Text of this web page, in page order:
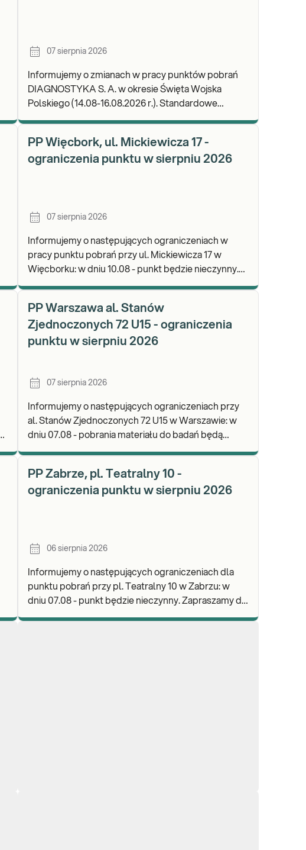
07 sierpnia 2026
Informujemy o zmianach w pracy punktów pobrań
DIAGNOSTYKA S. A. w okresie Święta Wojska
Polskiego (14.08-16.08.2026 r.). Standardowe
PP Więcbork, ul. Mickiewicza 17 -
ograniczenia punktu w sierpniu 2026
07 sierpnia 2026
Informujemy o następujących ograniczeniach w
pracy punktu pobrań przy ul. Mickiewicza 17 w
Więcborku: w dniu 10.08 - punkt będzie nieczynny.
PP Warszawa al. Stanów
Zjednoczonych 72 U15 - ograniczenia
punktu w sierpniu 2026
07 sierpnia 2026
Informujemy o następujących ograniczeniach przy
al. Stanów Zjednoczonych 72 U15 w Warszawie: w
dniu 07.08 - pobrania materiału do badań będą
PP Zabrze, pl. Teatralny 10 -
ograniczenia punktu w sierpniu 2026
06 sierpnia 2026
Informujemy o następujących ograniczeniach dla
punktu pobrań przy pl. Teatralny 10 w Zabrzu: w
dniu 07.08 - punkt będzie nieczynny. Zapraszamy do